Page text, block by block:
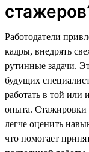
Работодатели
кадры, внедрять
рутинные задачи.
будущих
работать в той или
опыта. Стажировки
легче оценить
что помогает